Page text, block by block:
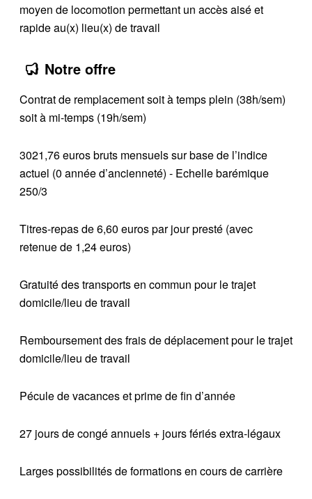
moyen de locomotion permettant un accès aisé et
rapide au(x) lieu(x) de travail
Notre offre
Contrat de remplacement soit à temps plein (38h/sem)
soit à mi-temps (19h/sem)
3021,76 euros bruts mensuels sur base de l’indice
actuel (0 année d’ancienneté) - Echelle barémique
250/3
Titres-repas de 6,60 euros par jour presté (avec
retenue de 1,24 euros)
Gratuité des transports en commun pour le trajet
domicile/lieu de travail
Remboursement des frais de déplacement pour le trajet
domicile/lieu de travail
Pécule de vacances et prime de fin d’année
27 jours de congé annuels + jours fériés extra-légaux
Larges possibilités de formations en cours de carrière